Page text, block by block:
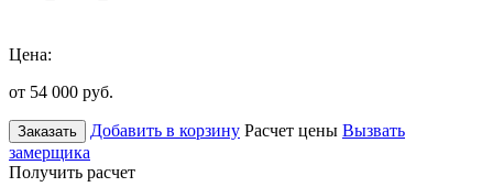
Цена:
от 54 000 руб.
Заказать Добавить в корзину Расчет цены Вызвать
замерщика
Получить расчет